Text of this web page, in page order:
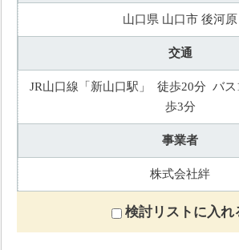
山口県 山口市 後河原
交通
JR山口線「新山口駅」 徒歩20分 バ
歩3分
事業者
株式会社絆
検討リストに入れ